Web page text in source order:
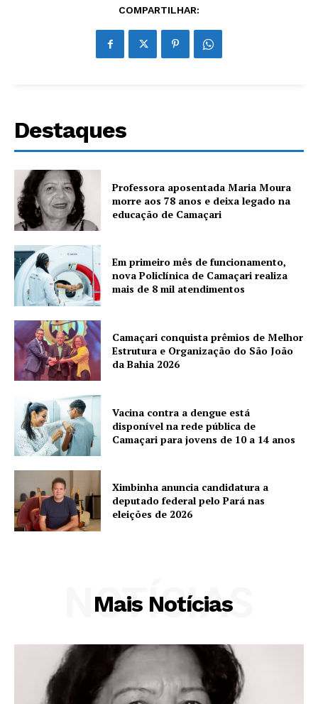
COMPARTILHAR:
Destaques
Professora aposentada Maria Moura
morre aos 78 anos e deixa legado na
educação de Camaçari
Em primeiro mês de funcionamento,
nova Policlínica de Camaçari realiza
mais de 8 mil atendimentos
Camaçari conquista prêmios de Melhor
Estrutura e Organização do São João
da Bahia 2026
Vacina contra a dengue está
disponível na rede pública de
Camaçari para jovens de 10 a 14 anos
Ximbinha anuncia candidatura a
deputado federal pelo Pará nas
eleições de 2026
Mais Notícias
NOTÍCIAS